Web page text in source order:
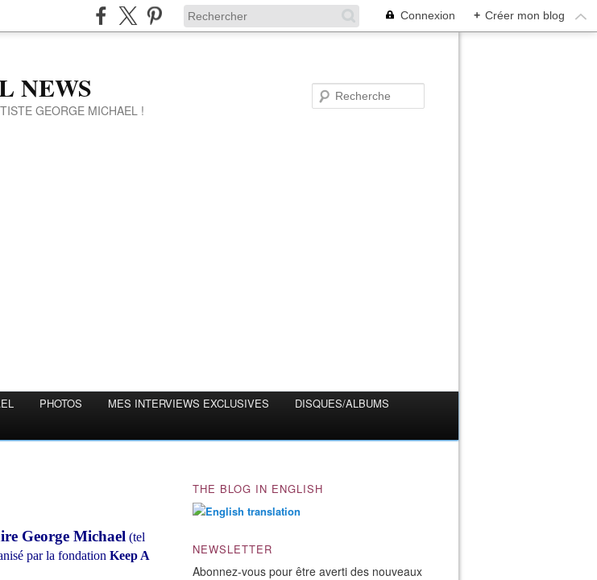
Connexion + Créer mon blog
NEWS
GEORGE MICHAEL !
PHOTOS MES INTERVIEWS EXCLUSIVES
DISQUES/ALBUMS
George Michael (tel
par la fondation Keep A
THE BLOG IN ENGLISH
NEWSLETTER
Abonnez-vous pour être averti des nouveaux